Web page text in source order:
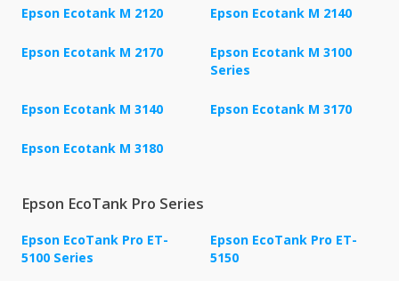
Epson Ecotank M 2120 Epson Ecotank M 2140
Epson Ecotank M 2170
Epson Ecotank M 3100
Series
Epson Ecotank M 3140 Epson Ecotank M 3170
Epson Ecotank M 3180
Epson EcoTank Pro Series
Epson EcoTank Pro ET-
5100 Series
Epson EcoTank Pro ET-
5150